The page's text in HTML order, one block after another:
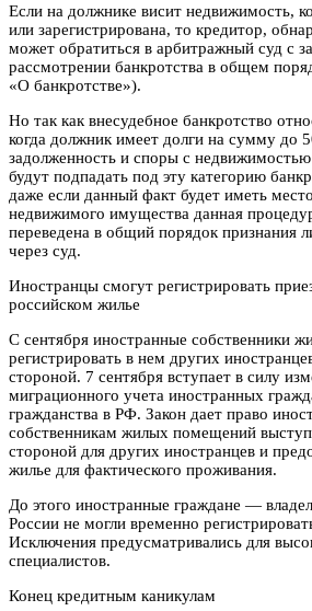
Если на должнике висит недвижимость,
или зарегистрирована, то кредитор,
может обратиться в арбитражный суд с
рассмотрении банкротства в общем
«О банкротстве»).
Но так как внесудебное банкротство
когда должник имеет долги на сумму до
задолженность и споры с недвижимостью
будут подпадать под эту категорию
даже если данный факт будет иметь
недвижимого имущества данная
переведена в общий порядок признания
через суд.
Иностранцы смогут регистрировать
российском жилье
С сентября иностранные собственники
регистрировать в нем других
стороной. 7 сентября вступает в силу
миграционного учета иностранных
гражданства в РФ. Закон дает право
собственникам жилых помещений
стороной для других иностранцев и
жилье для фактического проживания.
До этого иностранные граждане —
России не могли временно
Исключения предусматривались для
специалистов.
Конец кредитным каникулам